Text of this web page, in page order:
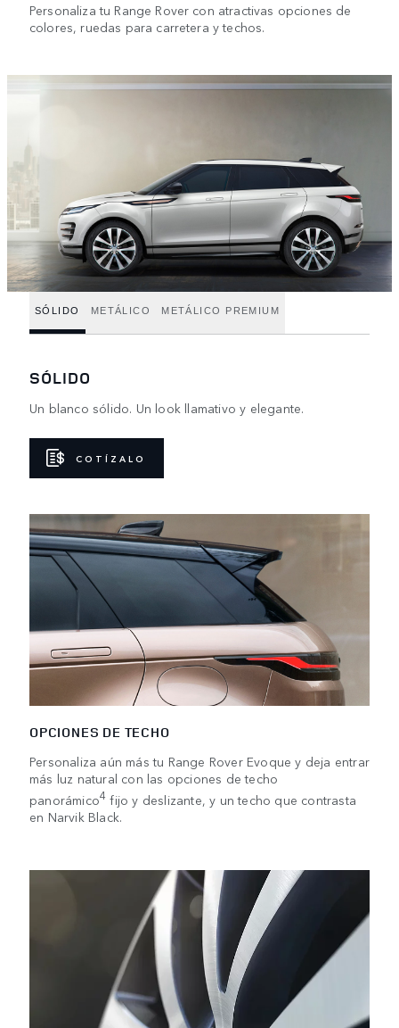
Personaliza tu Range Rover con atractivas opciones de
colores, ruedas para carretera y techos.
SÓLIDO METÁLICO METÁLICO PREMIUM
SÓLIDO
Un blanco sólido. Un look llamativo y elegante.
COTÍZALO
OPCIONES DE TECHO
Personaliza aún más tu Range Rover Evoque y deja entrar
más luz natural con las opciones de techo
panorámico4 fijo y deslizante, y un techo que contrasta
en Narvik Black.